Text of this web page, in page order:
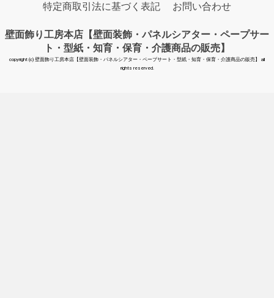
特定商取引法に基づく表記
お問い合わせ
壁面飾り工房本店【壁面装飾・パネルシアター・ペープサー
ト・型紙・知育・保育・介護商品の販売】
copyright (c) 壁面飾り工房本店【壁面装飾・パネルシアター・ペープサート・型紙・知育・保育・介護商品の販売】 all
rights reserved.